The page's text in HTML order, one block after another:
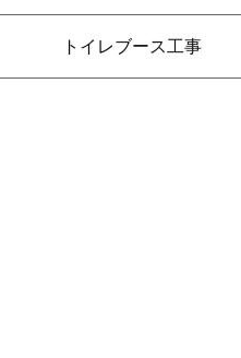
トイレブース工事